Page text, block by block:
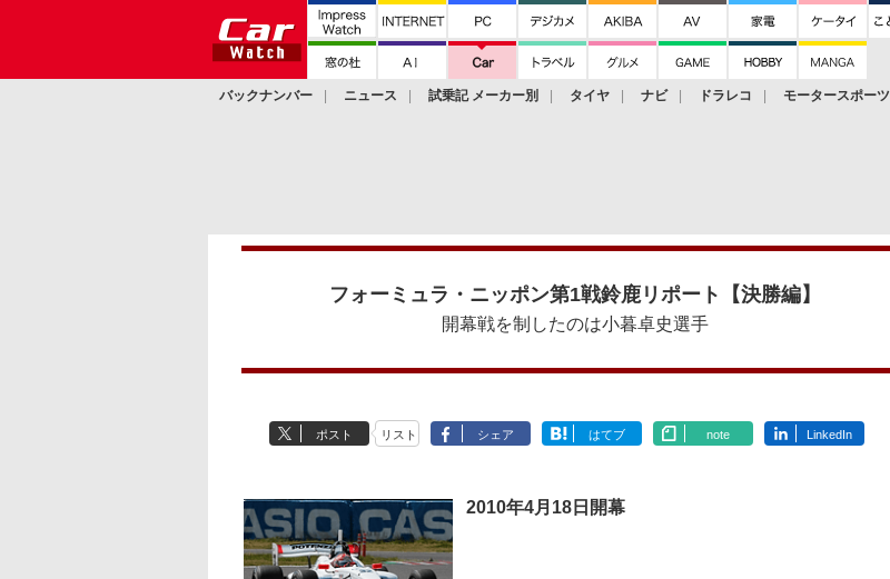
バックナンバー ニュース 試乗記 メーカー別 タイヤ ナビ ドラレコ モータースポーツ
フォーミュラ・ニッポン第1戦鈴鹿リポート【決勝編】
開幕戦を制したのは小暮卓史選手
ポスト リスト シェア はてブ note LinkedIn
2010年4月18日開幕